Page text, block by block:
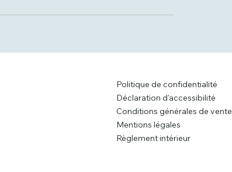
Politique de confidentialité
Déclaration d'accessibilité
Conditions générales de vente
Mentions légales
Règlement intérieur